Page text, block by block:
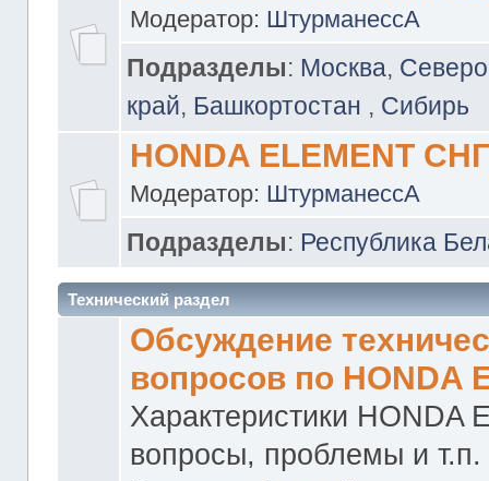
Модератор: ШтурманессА
Подразделы: Москва,
край, Башкортостан , Сибирь
HONDA ELEMENT
Модератор: ШтурманессА
Подразделы: Республика
Технический раздел
Обсуждение
вопросов по HONDA
Характеристики HONDA
вопросы, проблемы и т.п.